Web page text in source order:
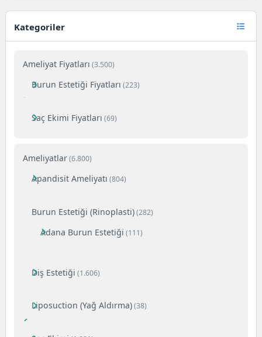
Kategoriler
Ameliyat Fiyatları (3.500)
Burun Estetiği Fiyatları (223)
Saç Ekimi Fiyatları (69)
Ameliyatlar(6.800)
Apandisit Ameliyatı (804)
Burun Estetiği (Rinoplasti)(282)
Adana Burun Estetiği (111)
Diş Estetiği (1.606)
Liposuction (Yağ Aldırma)(38)